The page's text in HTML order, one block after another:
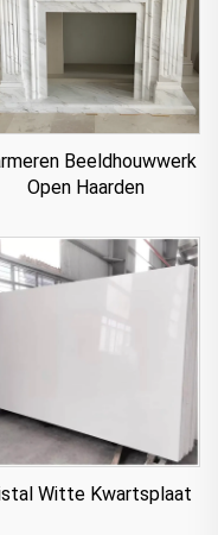
Beeldhouwwerk
Open Haarden
Witte Kwartsplaat